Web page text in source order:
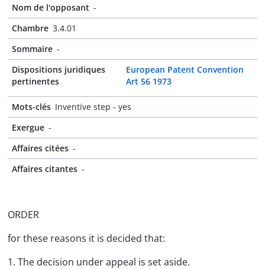
Nom de l'opposant -
Chambre 3.4.01
Sommaire -
Dispositions juridiques
pertinentes
European Patent Convention
Art 56 1973
Mots-clés Inventive step - yes
Exergue -
Affaires citées -
Affaires citantes -
ORDER
for these reasons it is decided that:
1. The decision under appeal is set aside.